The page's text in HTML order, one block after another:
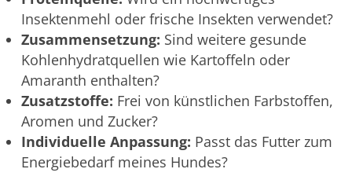
Insektenmehl oder frische Insekten verwendet?
Zusammensetzung: Sind weitere gesunde
Kohlenhydratquellen wie Kartoffeln oder
Amaranth enthalten?
Zusatzstoffe: Frei von künstlichen Farbstoffen,
Aromen und Zucker?
Individuelle Anpassung: Passt das Futter zum
Energiebedarf meines Hundes?